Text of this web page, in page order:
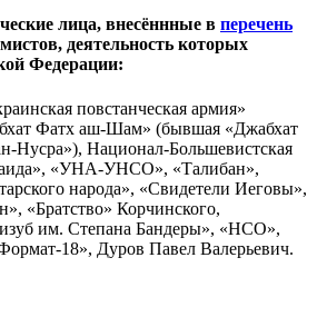
лица, внесённные в перечень
деятельность которых
Федерации:
повстанческая армия»
Фатх аш-Шам» (бывшая «Джабхат
Нусра»), Национал-Большевистская
«УНА-УНСО», «Талибан»,
народа», «Свидетели Иеговы»,
«Братство» Корчинского,
им. Степана Бандеры», «НСО»,
18», Дуров Павел Валерьевич.